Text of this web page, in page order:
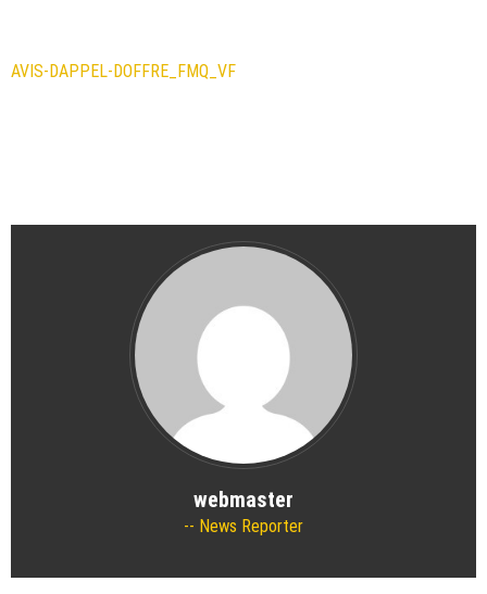
AVIS-DAPPEL-DOFFRE_FMQ_VF
webmaster
News Reporter